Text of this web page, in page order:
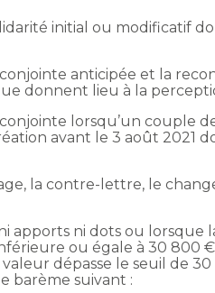
initial ou modificatif
conjointe anticipée et la
donnent lieu à la
lorsqu’un couple
avant le 3 août 2021
la contre-lettre, le
ni apports ni dots ou
ou égale à 30 800
dépasse le seuil de
barème suivant :